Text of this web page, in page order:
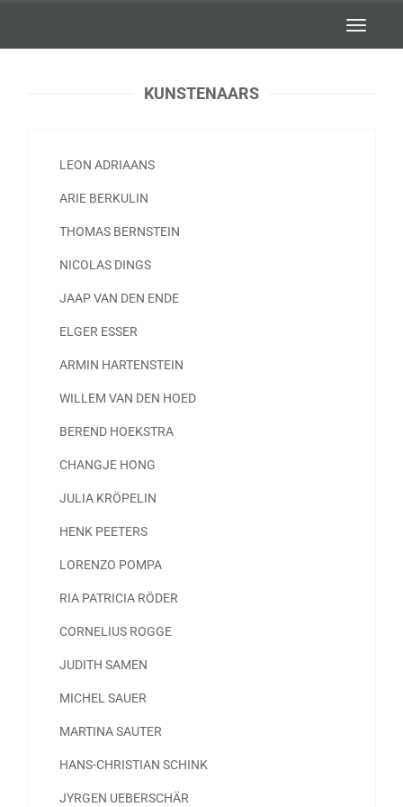
Toggle
KUNSTENAARS
LEON ADRIAANS
ARIE BERKULIN
THOMAS BERNSTEIN
NICOLAS DINGS
JAAP VAN DEN ENDE
ELGER ESSER
ARMIN HARTENSTEIN
WILLEM VAN DEN HOED
BEREND HOEKSTRA
CHANGJE HONG
JULIA KRÖPELIN
HENK PEETERS
LORENZO POMPA
RIA PATRICIA RÖDER
CORNELIUS ROGGE
JUDITH SAMEN
MICHEL SAUER
MARTINA SAUTER
HANS-CHRISTIAN SCHINK
JYRGEN UEBERSCHÄR